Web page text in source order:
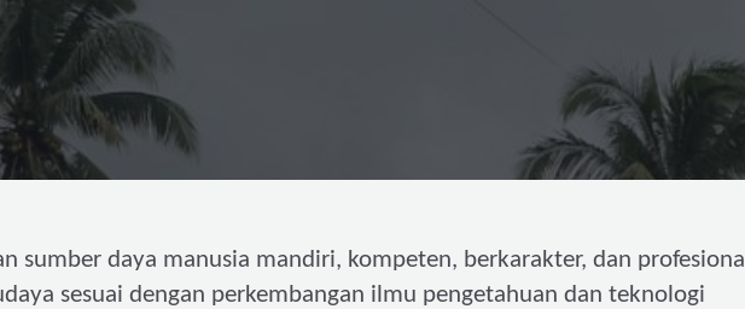
sumber daya manusia mandiri, kompeten, berkarakter, dan profesional
sesuai dengan perkembangan ilmu pengetahuan dan teknologi